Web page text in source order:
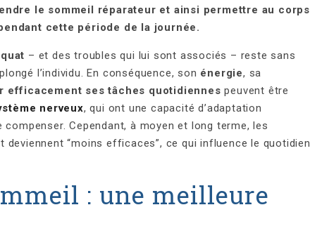
le sommeil réparateur et ainsi permettre au corps
cette période de la journée.
– et des troubles qui lui sont associés – reste sans
l’individu. En conséquence, son énergie, sa
efficacement ses tâches quotidiennes peuvent être
nerveux, qui ont une capacité d’adaptation
Cependant, à moyen et long terme, les
deviennent “moins efficaces”, ce qui influence le quotidien
: une meilleure